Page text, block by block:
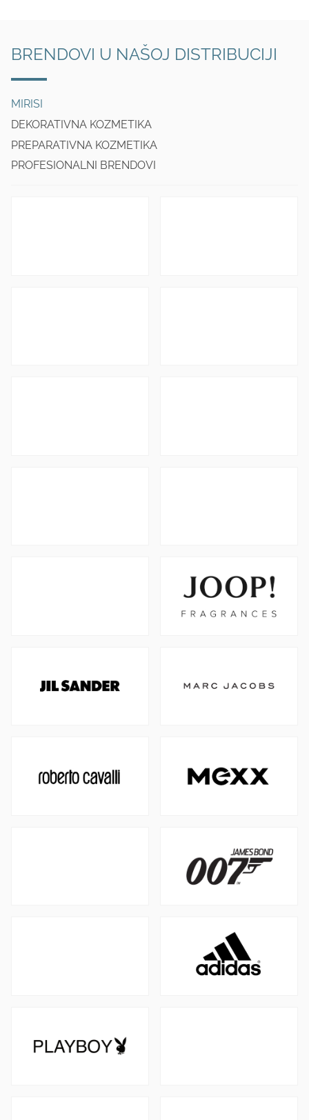
BRENDOVI U NAŠOJ DISTRIBUCIJI
MIRISI
DEKORATIVNA KOZMETIKA
PREPARATIVNA KOZMETIKA
PROFESIONALNI BRENDOVI